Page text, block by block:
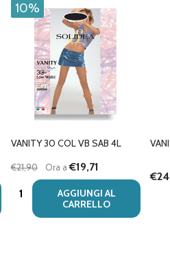
10%
VANITY 30 COL VB SAB 4L
€21,90 Ora a€19,71
Quantità:
AGGIUNGI AL
CARRELLO